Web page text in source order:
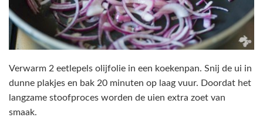
Verwarm 2 eetlepels olijfolie in een koekenpan. Snij de ui in
dunne plakjes en bak 20 minuten op laag vuur. Doordat het
langzame stoofproces worden de uien extra zoet van
smaak.